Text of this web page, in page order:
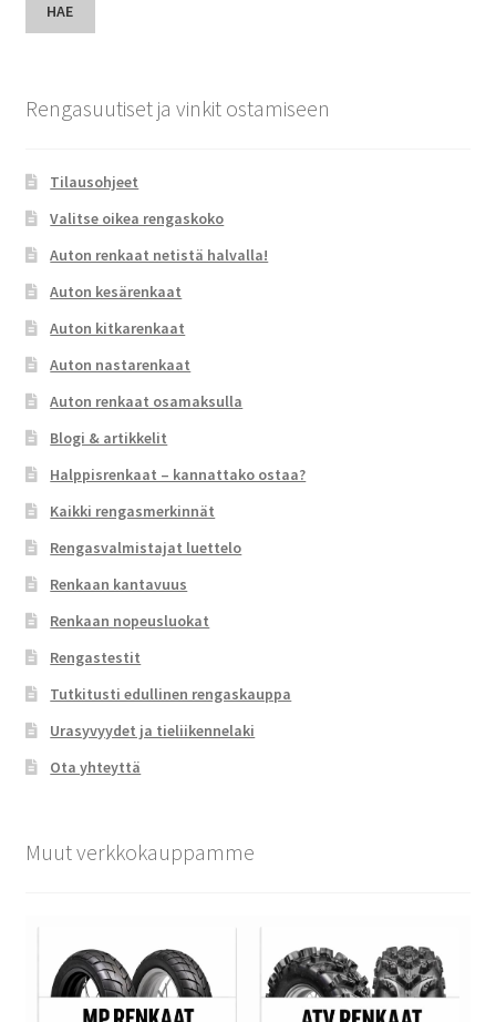
HAE
Rengasuutiset ja vinkit ostamiseen
Tilausohjeet
Valitse oikea rengaskoko
Auton renkaat netistä halvalla!
Auton kesärenkaat
Auton kitkarenkaat
Auton nastarenkaat
Auton renkaat osamaksulla
Blogi & artikkelit
Halppisrenkaat – kannattako ostaa?
Kaikki rengasmerkinnät
Rengasvalmistajat luettelo
Renkaan kantavuus
Renkaan nopeusluokat
Rengastestit
Tutkitusti edullinen rengaskauppa
Urasyvyydet ja tieliikennelaki
Ota yhteyttä
Muut verkkokauppamme